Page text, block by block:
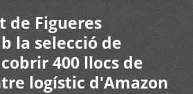
de Figueres
la selecció de
400 llocs de
logístic d'Amazon